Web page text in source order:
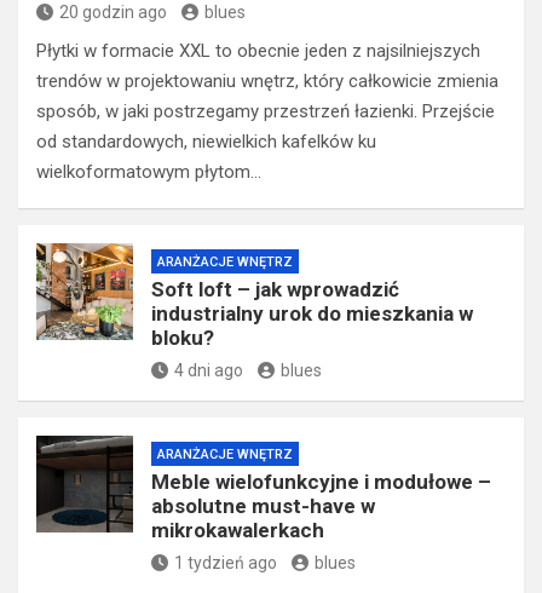
20 godzin ago blues
Płytki w formacie XXL to obecnie jeden z najsilniejszych
trendów w projektowaniu wnętrz, który całkowicie zmienia
sposób, w jaki postrzegamy przestrzeń łazienki. Przejście
od standardowych, niewielkich kafelków ku
wielkoformatowym płytom…
ARANŻACJE WNĘTRZ
Soft loft – jak wprowadzić
industrialny urok do mieszkania w
bloku?
4 dni ago blues
ARANŻACJE WNĘTRZ
Meble wielofunkcyjne i modułowe –
absolutne must-have w
mikrokawalerkach
1 tydzień ago blues